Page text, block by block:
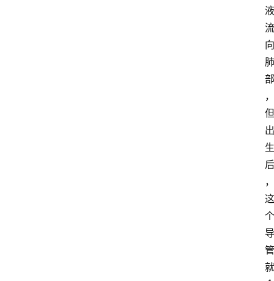
液
流
向
肺
部
，
但
出
生
后
，
这
个
导
管
就